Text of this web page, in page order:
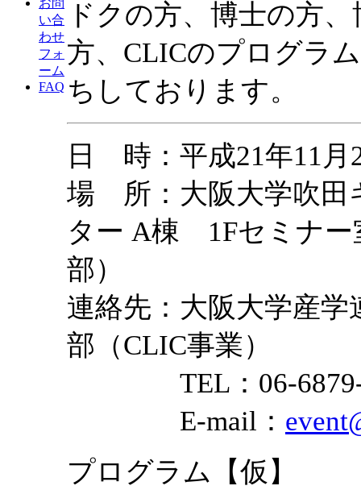
お問
い合
わせ
フォ
ーム
FAQ
ドクの方、博士の方
方、CLICのプログラ
ちしております。
日 時：平成21年11月
場 所：大阪大学吹田
ター A棟 1Fセミナー
部）
連絡先：大阪大学産
部（CLIC事業）
TEL：06-6879-
E-mail：
プログラム【仮】